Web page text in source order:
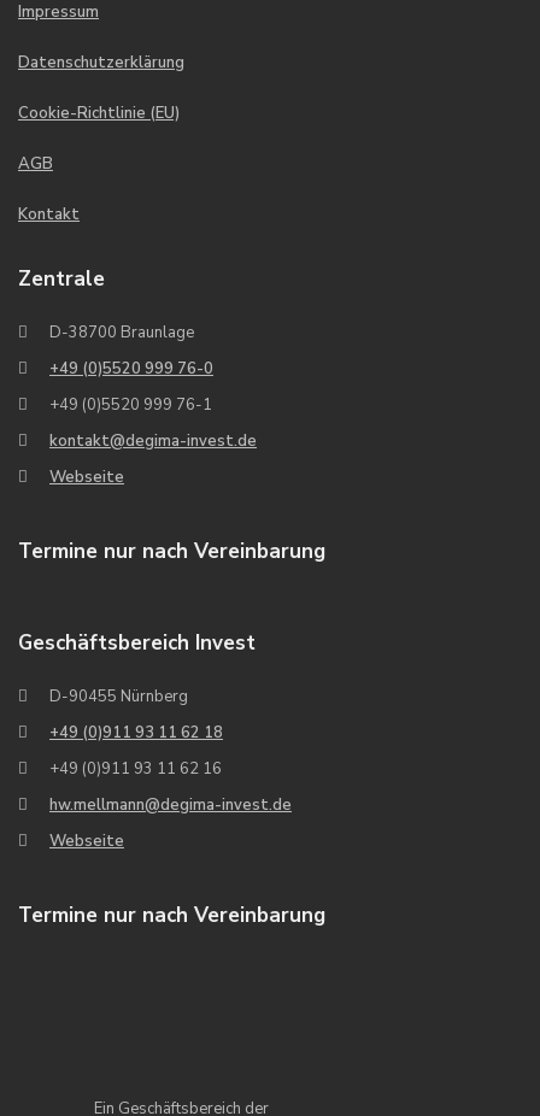
Impressum
Datenschutzerklärung
Cookie-Richtlinie (EU)
AGB
Kontakt
Zentrale
D-38700 Braunlage
+49 (0)5520 999 76-0
+49 (0)5520 999 76-1
kontakt@degima-invest.de
Webseite
Termine nur nach Vereinbarung
Geschäftsbereich Invest
D-90455 Nürnberg
+49 (0)911 93 11 62 18
+49 (0)911 93 11 62 16
hw.mellmann@degima-invest.de
Webseite
Termine nur nach Vereinbarung
Ein Geschäftsbereich der